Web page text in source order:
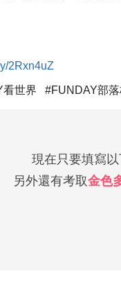
2Rxn4uZ
看世界⠀#FUNDAY部
現在只要填寫
另外還有考取金色